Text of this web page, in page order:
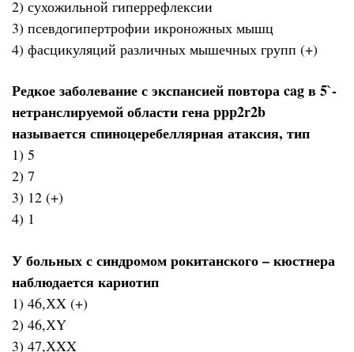
2) сухожильной гиперрефлексии
3) псевдогипертрофии икроножных мышц
4) фасцикуляций различных мышечных групп (+)
Редкое заболевание с экспансией повтора cag в 5`-
нетранслируемой области гена ppp2r2b
называется спиноцеребеллярная атаксия, тип
1) 5
2) 7
3) 12 (+)
4) 1
У больных с синдромом рокитанского – кюстнера
наблюдается кариотип
1) 46,ХX (+)
2) 46,ХY
3) 47,ХXX